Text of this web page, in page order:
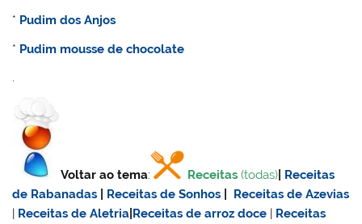
* Pudim dos Anjos
* Pudim mousse de chocolate
.
Voltar ao tema: Receitas (todas)
Receitas
de Rabanadas
Receitas de Sonhos
Receitas de Azevias
Receitas de Aletria Receitas dearroz doce
Receitas